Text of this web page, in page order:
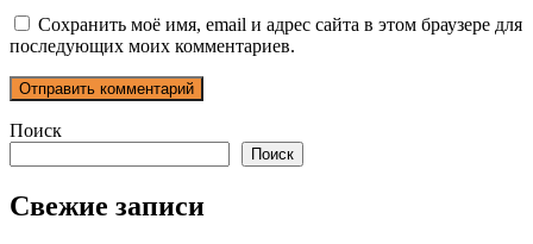
Сохранить моё имя, email и адрес сайта в этом браузере для
последующих моих комментариев.
Поиск
Поиск
Свежие записи